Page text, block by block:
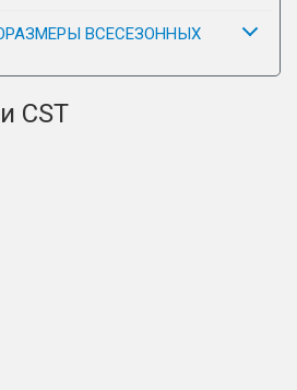
ВСЕСЕЗОННЫХ
CST